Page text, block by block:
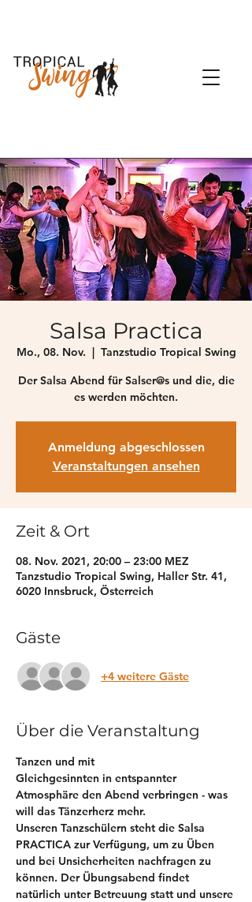
Salsa Practica
Mo., 08. Nov.
  |
Tanzstudio Tropical Swing
Der Salsa Abend für Salser@s und die, die
es werden möchten.
Anmeldung abgeschlossen
Veranstaltungen ansehen
Zeit & Ort
08. Nov. 2021, 20:00 – 23:00 MEZ
Tanzstudio Tropical Swing, Haller Str. 41,
6020 Innsbruck, Österreich
Gäste
+4 weitere Gäste
Über die Veranstaltung
Tanzen und mit
Gleichgesinnten in entspannter
Atmosphäre den Abend verbringen - was
will das Tänzerherz mehr.
Unseren Tanzschülern steht die Salsa
PRACTICA zur Verfügung, um zu Üben
und bei Unsicherheiten nachfragen zu
können. Der Übungsabend findet
natürlich unter Betreuung statt und unsere